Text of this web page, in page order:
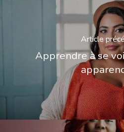
Article
Apprendre à se